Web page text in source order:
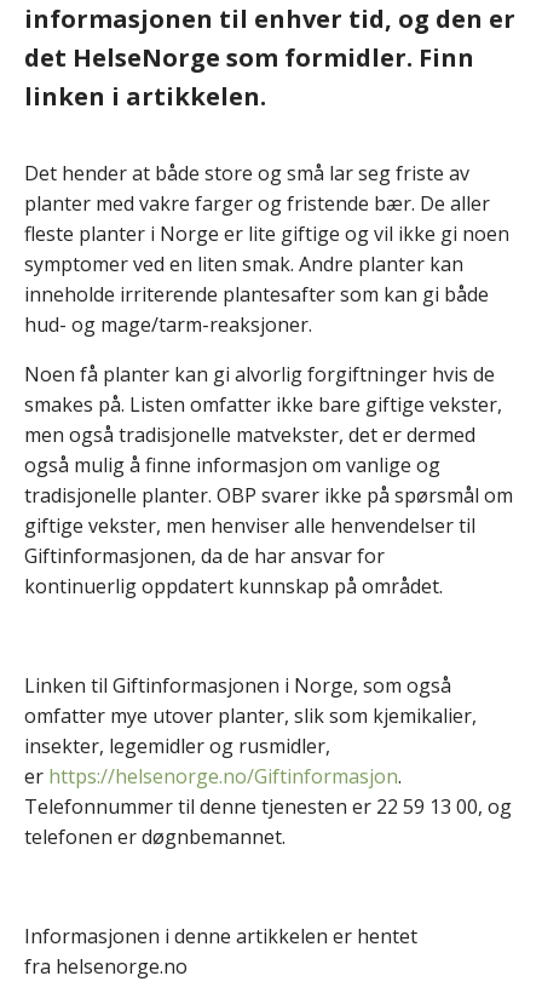
informasjonen til enhver tid, og den er
det HelseNorge som formidler. Finn
linken i artikkelen.
Det hender at både store og små lar seg friste av
planter med vakre farger og fristende bær. De aller
fleste planter i Norge er lite giftige og vil ikke gi noen
symptomer ved en liten smak. Andre planter kan
inneholde irriterende plantesafter som kan gi både
hud- og mage/tarm-reaksjoner.
Noen få planter kan gi alvorlig forgiftninger hvis de
smakes på. Listen omfatter ikke bare giftige vekster,
men også tradisjonelle matvekster, det er dermed
også mulig å finne informasjon om vanlige og
tradisjonelle planter. OBP svarer ikke på spørsmål om
giftige vekster, men henviser alle henvendelser til
Giftinformasjonen, da de har ansvar for
kontinuerlig oppdatert kunnskap på området.
Linken til Giftinformasjonen i Norge, som også
omfatter mye utover planter, slik som kjemikalier,
insekter, legemidler og rusmidler,
er https://helsenorge.no/Giftinformasjon.
Telefonnummer til denne tjenesten er 22 59 13 00, og
telefonen er døgnbemannet.
Informasjonen i denne artikkelen er hentet
fra helsenorge.no